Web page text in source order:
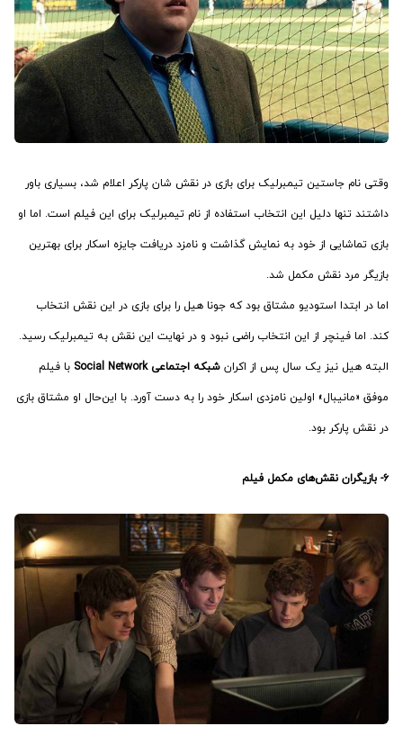
وقتی نام جاستین تیمبرلیک برای بازی در نقش شان پارکر اعلام شد، بسیاری باور
داشتند تنها دلیل این انتخاب استفاده از نام تیمبرلیک برای این فیلم است. اما او
بازی تماشایی از خود به نمایش گذاشت و نامزد دریافت جایزه اسکار برای بهترین
بازیگر مرد نقش مکمل شد.
اما در ابتدا استودیو مشتاق بود که جونا هیل را برای بازی در این نقش انتخاب
کند. اما فینچر از این انتخاب راضی نبود و در نهایت این نقش به تیمبرلیک رسید.
البته هیل نیز یک سال پس از اکران شبکه اجتماعی Social Network با فیلم
موفق «مانیبال» اولین نامزدی اسکار خود را به دست آورد. با این‌حال او مشتاق بازی
در نقش پارکر بود.
۶- بازیگران نقش‌های مکمل فیلم